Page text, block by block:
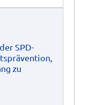
SPD-
zu